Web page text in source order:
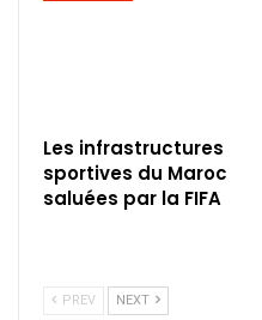
Les infrastructures
sportives du Maroc
saluées par la FIFA
PREV NEXT